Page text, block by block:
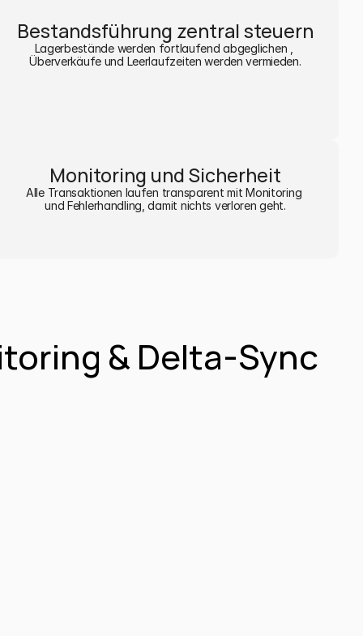
Bestandsführung zentral steuern
Lagerbestände werden fortlaufend abgeglichen ,
Überverkäufe und Leerlaufzeiten werden vermieden.
Monitoring und Sicherheit
Alle Transaktionen laufen transparent mit Monitoring
und Fehlerhandling, damit nichts verloren geht.
& Delta-Sync